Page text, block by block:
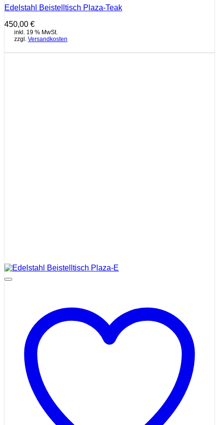
Edelstahl Beistelltisch Plaza-Teak
450,00 €
inkl. 19 % MwSt.
zzgl. Versandkosten